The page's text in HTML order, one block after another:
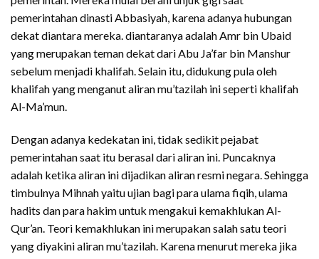
pemerintahan dinasti Abbasiyah, karena adanya hubungan
dekat diantara mereka. diantaranya adalah Amr bin Ubaid
yang merupakan teman dekat dari Abu Ja’far bin Manshur
sebelum menjadi khalifah. Selain itu, didukung pula oleh
khalifah yang menganut aliran mu’tazilah ini seperti khalifah
Al-Ma’mun.
Dengan adanya kedekatan ini, tidak sedikit pejabat
pemerintahan saat itu berasal dari aliran ini. Puncaknya
adalah ketika aliran ini dijadikan aliran resmi negara. Sehingga
timbulnya Mihnah yaitu ujian bagi para ulama fiqih, ulama
hadits dan para hakim untuk mengakui kemakhlukan Al-
Qur’an. Teori kemakhlukan ini merupakan salah satu teori
yang diyakini aliran mu’tazilah. Karena menurut mereka jika